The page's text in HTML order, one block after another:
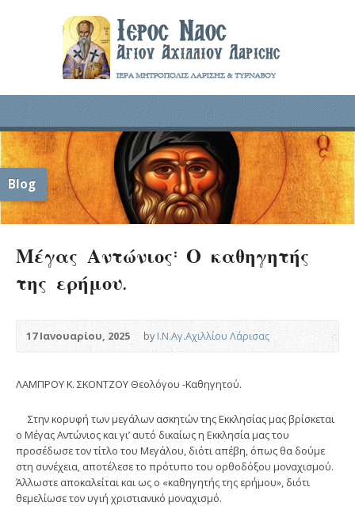
Blog
Μέγας Αντώνιος: Ο καθηγητής
της ερήμου.
17 Ιανουαρίου, 2025 byΙ.Ν.Αγ.Αχιλλίου Λάρισας
ΛΑΜΠΡΟΥ Κ. ΣΚΟΝΤΖΟΥ Θεολόγου -Καθηγητού.
Στην κορυφή των μεγάλων ασκητών της Εκκλησίας μας βρίσκεται
ο Μέγας Αντώνιος και γι’ αυτό δικαίως η Εκκλησία μας του
προσέδωσε τον τίτλο του Μεγάλου, διότι απέβη, όπως θα δούμε
στη συνέχεια, αποτέλεσε το πρότυπο του ορθοδόξου μοναχισμού.
Άλλωστε αποκαλείται και ως ο «καθηγητής της ερήμου», διότι
θεμελίωσε τον υγιή χριστιανικό μοναχισμό.